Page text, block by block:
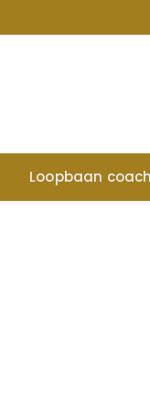
Loopbaan